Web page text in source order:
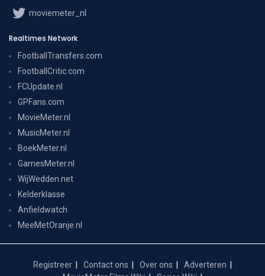
moviemeter_nl
Realtimes Network
FootballTransfers.com
FootballCritic.com
FCUpdate.nl
GPFans.com
MovieMeter.nl
MusicMeter.nl
BoekMeter.nl
GamesMeter.nl
WijWedden.net
Kelderklasse
Anfieldwatch
MeeMetOranje.nl
Registreer Contact ons Over ons
Adverteren